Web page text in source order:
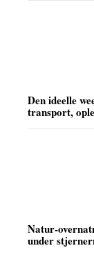
Den ideelle
transport,
Natur-
under